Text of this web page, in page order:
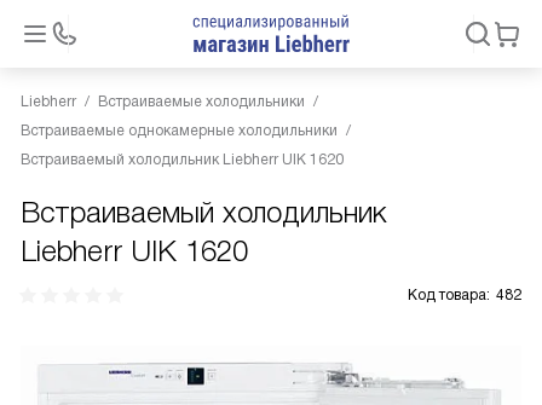
Liebherr
Встраиваемые холодильники
Встраиваемые однокамерные холодильники
Встраиваемый холодильник Liebherr UIK 1620
Встраиваемый холодильник
Liebherr UIK 1620
Код товара: 482